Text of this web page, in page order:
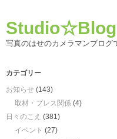
Studio☆Blog
写真のはせのカメラマンブログ
カテゴリー
お知らせ (143)
取材・プレス関係 (4)
日々のこえ (381)
イベント (27)